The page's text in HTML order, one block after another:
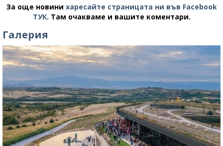
За още новини харесайте страницата ни във Facebook
ТУК. Там очакваме и вашите коментари.
Галерия